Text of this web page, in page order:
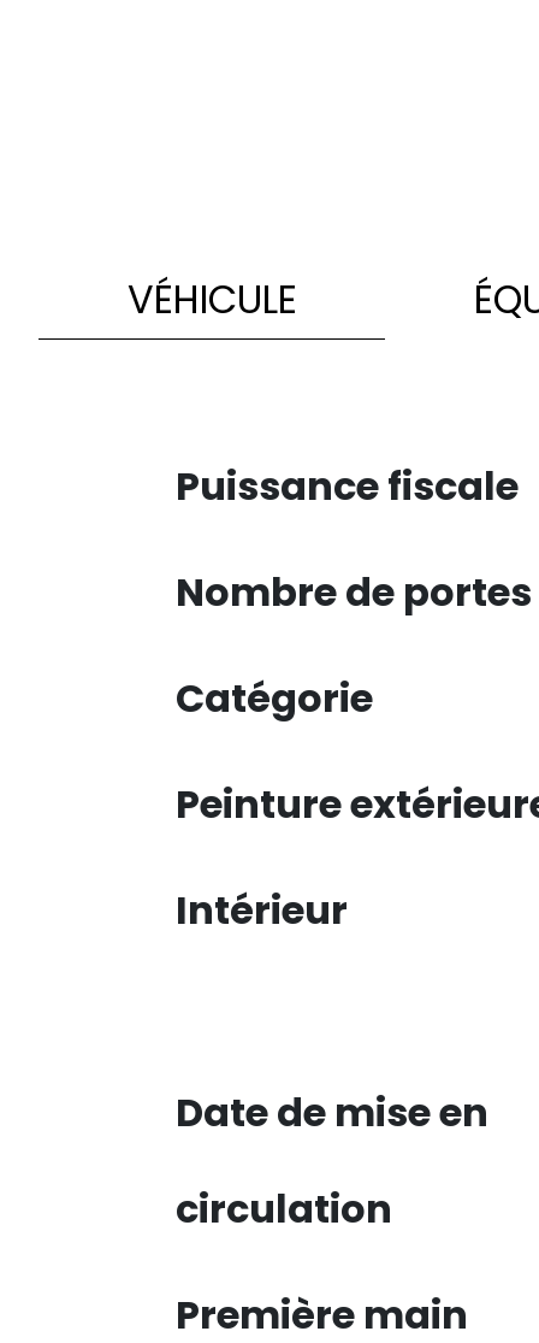
VÉHICULE
Puissance fiscale
Nombre de portes
Catégorie
Peinture
Intérieur
Date de mise en
circulation
Première main